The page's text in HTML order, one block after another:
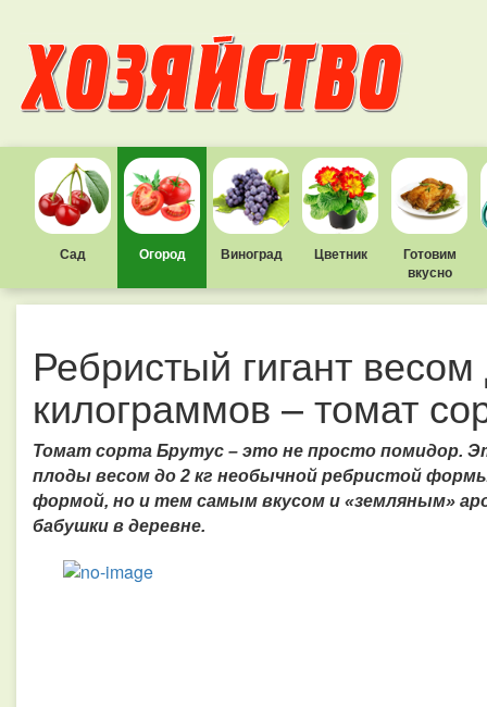
Сад Огород Виноград Цветник
Готовим
вкусно
Ребристый гигант
килограммов – томат
Томат сорта Брутус – это не просто помидор.
плоды весом до 2 кг необычной ребристой
формой, но и тем самым вкусом и «земляным»
бабушки в деревне.